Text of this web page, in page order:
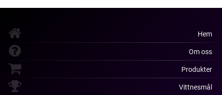
Hem
Om oss
Produkter
Vittnesmål